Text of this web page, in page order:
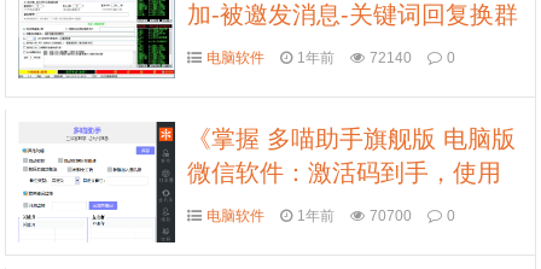
加-被邀发消息-关键词回复换群
电脑软件 1年前 72140 0
《掌握 多喵助手旗舰版 电脑版
微信软件：激活码到手，使用
教程全掌握》
电脑软件 1年前 70700 0